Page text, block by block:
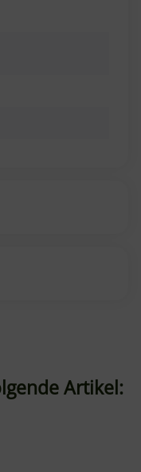
Artikel: